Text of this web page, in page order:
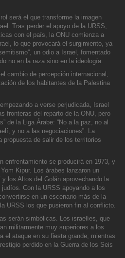
será el que transforme la imagen
Tras perder el apoyo de la URSS,
con el país, la ONU comienza a
lo que provocará el surgimiento, ya
un odio a Israel, fomentado
no en la raza sino en la ideología.
cambio de percepción internacional,
de los habitantes de la Palestina
a verse perjudicada, Israel
fronteras del reparto de la ONU, pero
de la Liga Árabe: “No a la paz, no al
y no a las negociaciones”. La
propuesta de salir de los territorios
enfrentamiento se producirá en 1973, y
Kipur. Los árabes lanzaron un
y los Altos del Golán aprovechando la
Con la URSS apoyando a los
en un escenario más de la
URSS los que pusieron fin al conflicto.
serán simbólicas. Los israelíes, que
militarmente muy superiores a los
el ataque en su fiesta grande; mientras
perdido en la Guerra de los Seis